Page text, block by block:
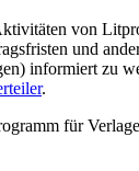
von
und
informiert zu
.
für